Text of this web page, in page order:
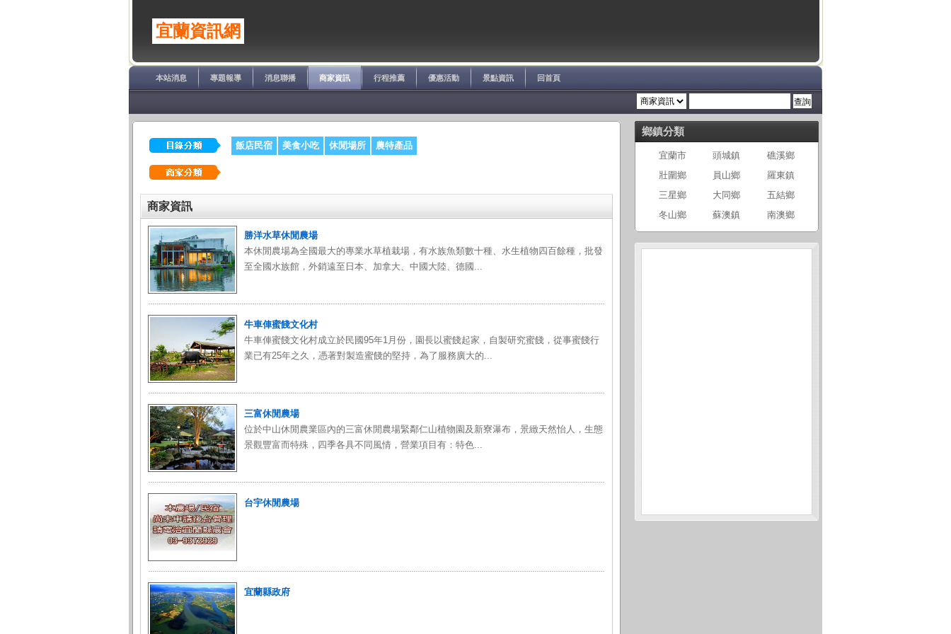
宜蘭資訊網
本站消息 專題報導 消息聯播 商家資訊 行程推薦 優惠活動 景點資訊 回首頁
飯店民宿 美食小吃 休閒場所 農特產品
商家資訊
勝洋水草休閒農場
本休閒農場為全國最大的專業水草植栽場，有水族魚類數十種、水生植物四百餘種，批發
至全國水族館，外銷遠至日本、加拿大、中國大陸、德國...
牛車俥蜜餞文化村
牛車俥蜜餞文化村成立於民國95年1月份，園長以蜜餞起家，自製研究蜜餞，從事蜜餞行
業已有25年之久，憑著對製造蜜餞的堅持，為了服務廣大的...
三富休閒農場
位於中山休閒農業區內的三富休閒農場緊鄰仁山植物園及新寮瀑布，景緻天然怡人，生態
景觀豐富而特殊，四季各具不同風情，營業項目有：特色...
台宇休閒農場
宜蘭縣政府
鄉鎮分類
宜蘭市 頭城鎮
礁溪鄉
壯圍鄉
員山鄉
羅東鎮
三星鄉
大同鄉
五結鄉
冬山鄉
蘇澳鎮 南澳鄉